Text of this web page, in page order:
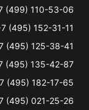
(499) 110-53-06
(495) 152-31-11
(495) 125-38-41
(495) 135-42-87
(495) 182-17-65
(495) 021-25-26